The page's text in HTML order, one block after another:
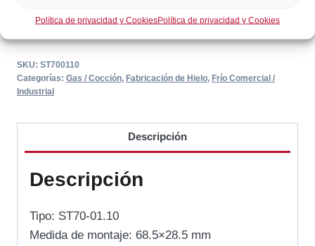
Política de privacidad y CookiesPolítica de privacidad y Cookies
SKU: ST700110
Categorías: Gas / Cocción, Fabricación de Hielo, Frío Comercial /
Industrial
Descripción
Descripción
Tipo: ST70-01.10
Medida de montaje: 68.5×28.5 mm